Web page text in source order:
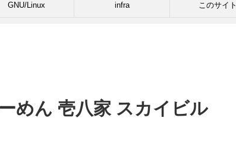
GNU/Linux infra このサイト
めん 壱八家 スカイビル